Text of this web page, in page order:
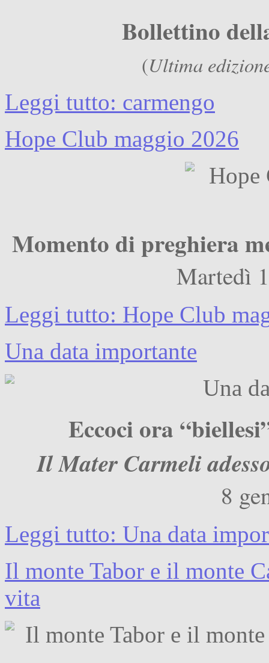
Bollettino
(Ultima
Leggi tutto: carmengo
Hope Club maggio 2026
Momento di preghiera
Martedì
Leggi tutto: Hope Club
Una data importante
Eccoci ora
Il Mater Carmeli
8
Leggi tutto: Una data
Il monte Tabor e il monte
vita